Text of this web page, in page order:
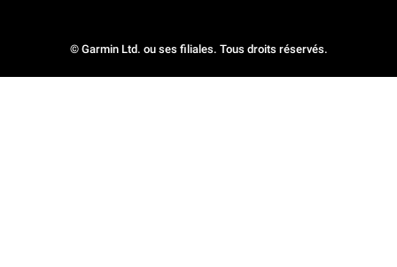
© Garmin Ltd. ou ses filiales. Tous droits réservés.